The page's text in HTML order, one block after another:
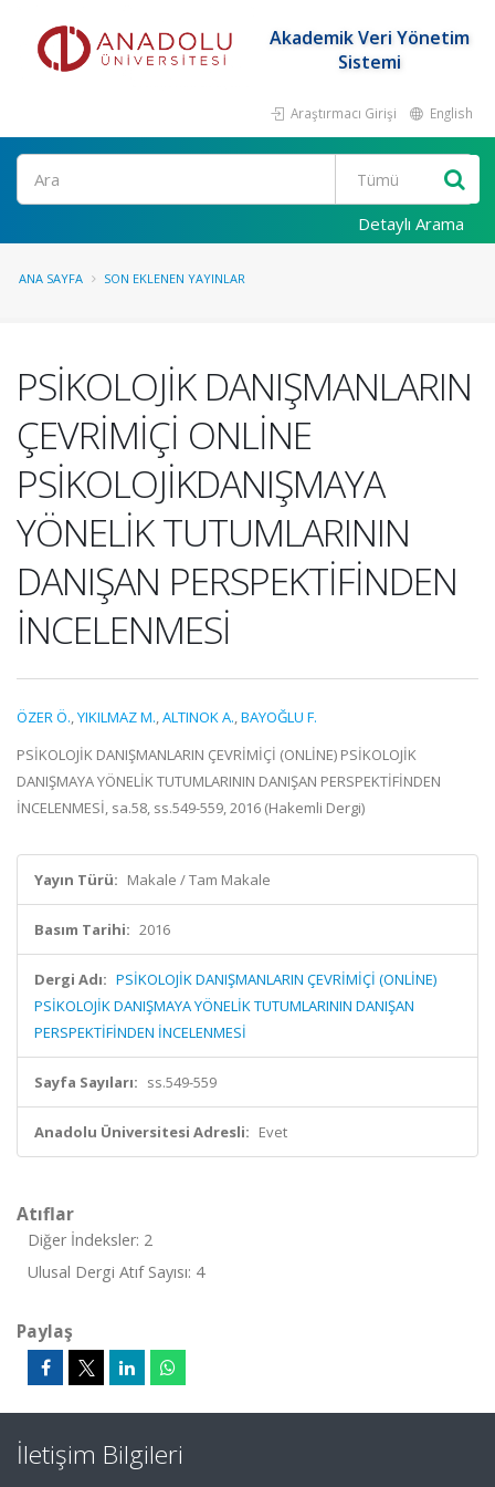
Akademik Veri Yönetim
Sistemi
Araştırmacı Girişi English
Ara
Detaylı Arama
ANA SAYFA SON EKLENEN YAYINLAR
PSİKOLOJİK DANIŞMANLARIN
ÇEVRİMİÇİ ONLİNE
PSİKOLOJİKDANIŞMAYA
YÖNELİK TUTUMLARININ
DANIŞAN PERSPEKTİFİNDEN
İNCELENMESİ
ÖZER Ö.,YIKILMAZ M.,ALTINOK A.,BAYOĞLU F.
PSİKOLOJİK DANIŞMANLARIN ÇEVRİMİÇİ (ONLİNE) PSİKOLOJİK
DANIŞMAYA YÖNELİK TUTUMLARININ DANIŞAN PERSPEKTİFİNDEN
İNCELENMESİ, sa.58, ss.549-559, 2016 (Hakemli Dergi)
Yayın Türü: Makale / Tam Makale
Basım Tarihi: 2016
Dergi Adı: PSİKOLOJİK DANIŞMANLARIN ÇEVRİMİÇİ (ONLİNE)
PSİKOLOJİK DANIŞMAYA YÖNELİK TUTUMLARININ DANIŞAN
PERSPEKTİFİNDEN İNCELENMESİ
Sayfa Sayıları: ss.549-559
Anadolu Üniversitesi Adresli: Evet
Atıflar
Diğer İndeksler: 2
Ulusal Dergi Atıf Sayısı: 4
Paylaş
İletişim Bilgileri